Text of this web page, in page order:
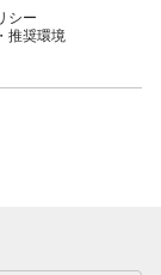
シー
推奨環境